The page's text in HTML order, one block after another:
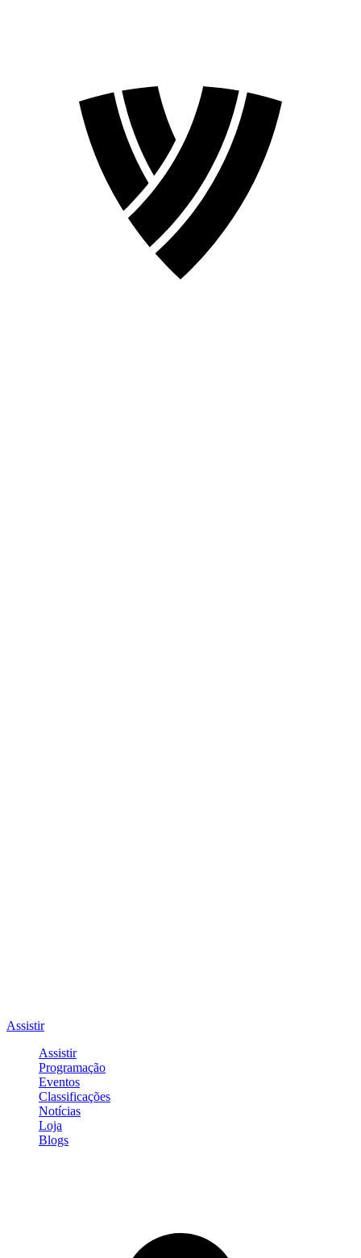
Assistir
Assistir
Programação
Eventos
Classificações
Notícias
Loja
Blogs